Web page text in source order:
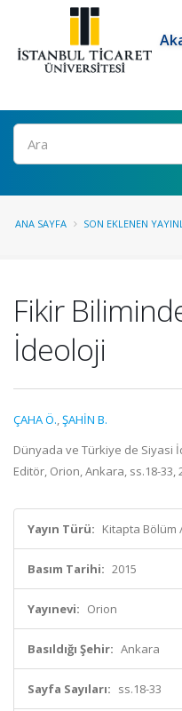
Ara
ANA SAYFA SON EKLENEN
Fikir
İdeoloji
ÇAHA Ö.,ŞAHİN B.
Dünyada ve Türkiye de Siyasi
Editör, Orion, Ankara, ss.18-33,
Yayın Türü: Kitapta Bölüm
Basım Tarihi: 2015
Yayınevi: Orion
Basıldığı Şehir: Ankara
Sayfa Sayıları: ss.18-33